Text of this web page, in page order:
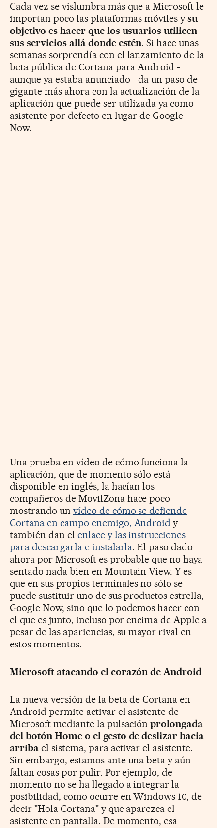
Cada vez se vislumbra más que a Microsoft le
importan poco las plataformas móviles y su
objetivo es hacer que los usuarios utilicen
sus servicios allá donde estén. Si hace unas
semanas sorprendía con el lanzamiento de la
beta pública de Cortana para Android -
aunque ya estaba anunciado - da un paso de
gigante más ahora con la actualización de la
aplicación que puede ser utilizada ya como
asistente por defecto en lugar de Google
Now.
Una prueba en vídeo de cómo funciona la
aplicación, que de momento sólo está
disponible en inglés, la hacían los
compañeros de MovilZona hace poco
mostrando un vídeo de cómo se defiende
Cortana en campo enemigo, Android y
también dan el enlace y las instrucciones
para descargarla e instalarla. El paso dado
ahora por Microsoft es probable que no haya
sentado nada bien en Mountain View. Y es
que en sus propios terminales no sólo se
puede sustituir uno de sus productos estrella,
Google Now, sino que lo podemos hacer con
el que es junto, incluso por encima de Apple a
pesar de las apariencias, su mayor rival en
estos momentos.
Microsoft atacando el corazón de Android
La nueva versión de la beta de Cortana en
Android permite activar el asistente de
Microsoft mediante la pulsaciónprolongada
del botón Home o el gesto de deslizar hacia
arriba el sistema, para activar el asistente.
Sin embargo, estamos ante una beta y aún
faltan cosas por pulir. Por ejemplo, de
momento no se ha llegado a integrar la
posibilidad, como ocurre en Windows 10, de
decir "Hola Cortana" y que aparezca el
asistente en pantalla. De momento, esa